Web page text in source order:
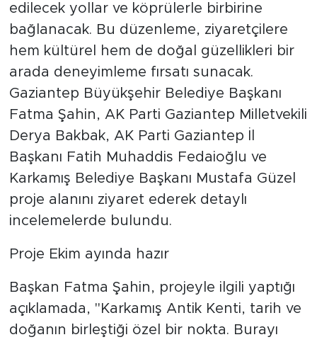
edilecek yollar ve köprülerle birbirine
bağlanacak. Bu düzenleme, ziyaretçilere
hem kültürel hem de doğal güzellikleri bir
arada deneyimleme fırsatı sunacak.
Gaziantep Büyükşehir Belediye Başkanı
Fatma Şahin, AK Parti Gaziantep Milletvekili
Derya Bakbak, AK Parti Gaziantep İl
Başkanı Fatih Muhaddis Fedaioğlu ve
Karkamış Belediye Başkanı Mustafa Güzel
proje alanını ziyaret ederek detaylı
incelemelerde bulundu.
Proje Ekim ayında hazır
Başkan Fatma Şahin, projeyle ilgili yaptığı
açıklamada, "Karkamış Antik Kenti, tarih ve
doğanın birleştiği özel bir nokta. Burayı